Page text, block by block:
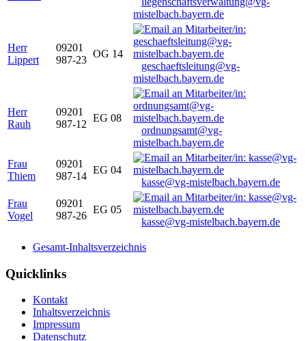
mistelbach.bayern.de
Herr
Lippert
09201
987-23
OG 14
geschaeftsleitung@vg-
mistelbach.bayern.de
Herr
Rauh
09201
987-12
EG 08
ordnungsamt@vg-
mistelbach.bayern.de
Frau
Thiem
09201
987-14
EG 04
kasse@vg-mistelbach.bayern.de
Frau
Vogel
09201
987-26
EG 05
kasse@vg-mistelbach.bayern.de
Gesamt-Inhaltsverzeichnis
Quicklinks
Kontakt
Inhaltsverzeichnis
Impressum
Datenschutz